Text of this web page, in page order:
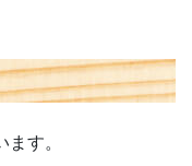
す。